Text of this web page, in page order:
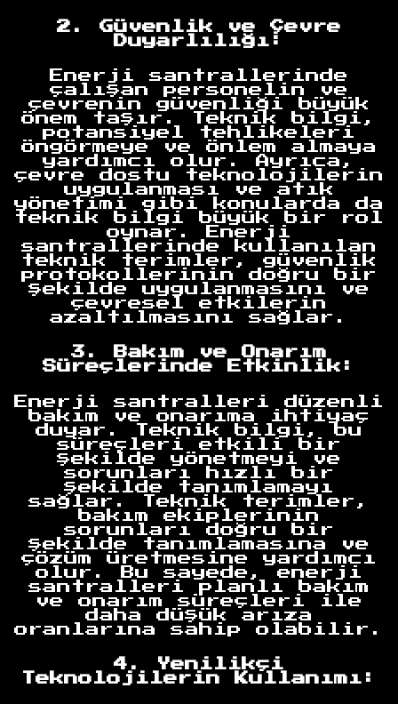
2. Güvenlik ve Çevre
Duyarlılığı:
Enerji santrallerinde
çalışan personelin ve
çevrenin güvenliği büyük
önem taşır. Teknik bilgi,
potansiyel tehlikeleri
öngörmeye ve önlem almaya
yardımcı olur. Ayrıca,
çevre dostu teknolojilerin
uygulanması ve atık
yönetimi gibi konularda da
teknik bilgi büyük bir rol
oynar. Enerji
santrallerinde kullanılan
teknik terimler, güvenlik
protokollerinin doğru bir
şekilde uygulanmasını ve
çevresel etkilerin
azaltılmasını sağlar.
3. Bakım ve Onarım
Süreçlerinde Etkinlik:
Enerji santralleri düzenli
bakım ve onarıma ihtiyaç
duyar. Teknik bilgi, bu
süreçleri etkili bir
şekilde yönetmeyi ve
sorunları hızlı bir
şekilde tanımlamayı
sağlar. Teknik terimler,
bakım ekiplerinin
sorunları doğru bir
şekilde tanımlamasına ve
çözüm üretmesine yardımcı
olur. Bu sayede, enerji
santralleri planlı bakım
ve onarım süreçleri ile
daha düşük arıza
oranlarına sahip olabilir.
4. Yenilikçi
Teknolojilerin Kullanımı: